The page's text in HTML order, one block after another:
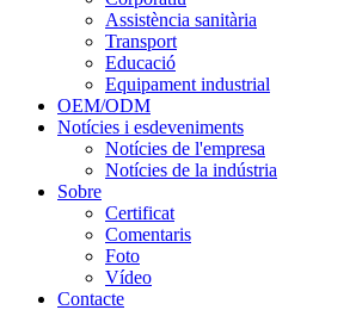
Assistència sanitària
Transport
Educació
Equipament industrial
OEM/ODM
Notícies i esdeveniments
Notícies de l'empresa
Notícies de la indústria
Sobre
Certificat
Comentaris
Foto
Vídeo
Contacte